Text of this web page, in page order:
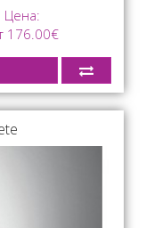
Цена:
176.00€